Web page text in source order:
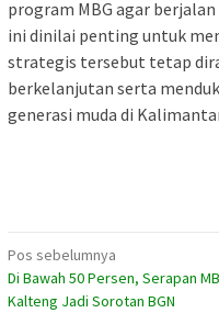
program MBG agar
ini dinilai penting untuk
strategis tersebut tetap
berkelanjutan serta
generasi muda di
Navigasi
pos
Pos sebelumnya
Di Bawah 50 Persen, Serapan
Kalteng Jadi Sorotan BGN